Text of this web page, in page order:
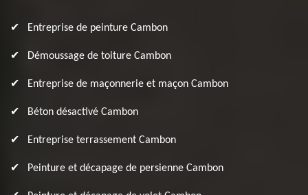
Entreprise de peinture Cambon
Démoussage de toiture Cambon
Entreprise de maçonnerie et maçon Cambon
Béton désactivé Cambon
Entreprise terrassement Cambon
Peinture et décapage de persienne Cambon